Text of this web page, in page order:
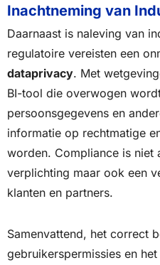
Inachtneming van
Daarnaast is naleving van
regulatoire vereisten een
dataprivacy. Met
BI-tool die overwogen
persoonsgegevens en
informatie op rechtmatige
worden. Compliance is niet
verplichting maar ook een
klanten en partners.
Samenvattend, het correct
gebruikerspermissies en